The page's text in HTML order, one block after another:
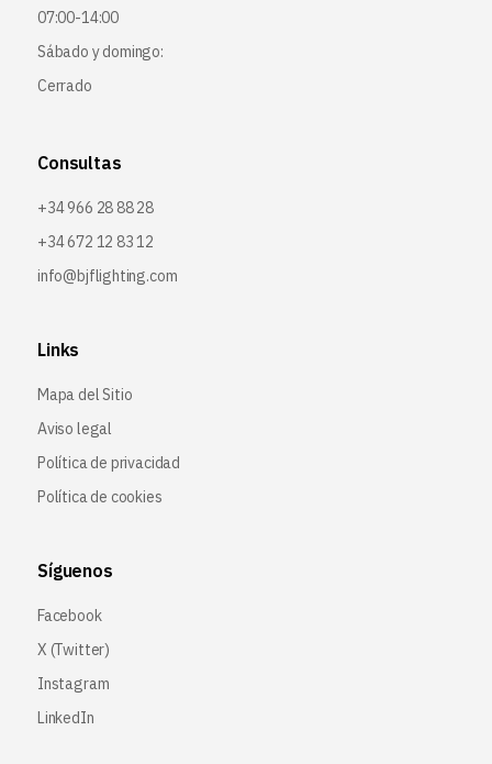
07:00-14:00
Sábado y domingo:
Cerrado
Consultas
+34 966 28 88 28
+34 672 12 83 12
info@bjflighting.com
Links
Mapa del Sitio
Aviso legal
Política de privacidad
Política de cookies
Síguenos
Facebook
X (Twitter)
Instagram
LinkedIn